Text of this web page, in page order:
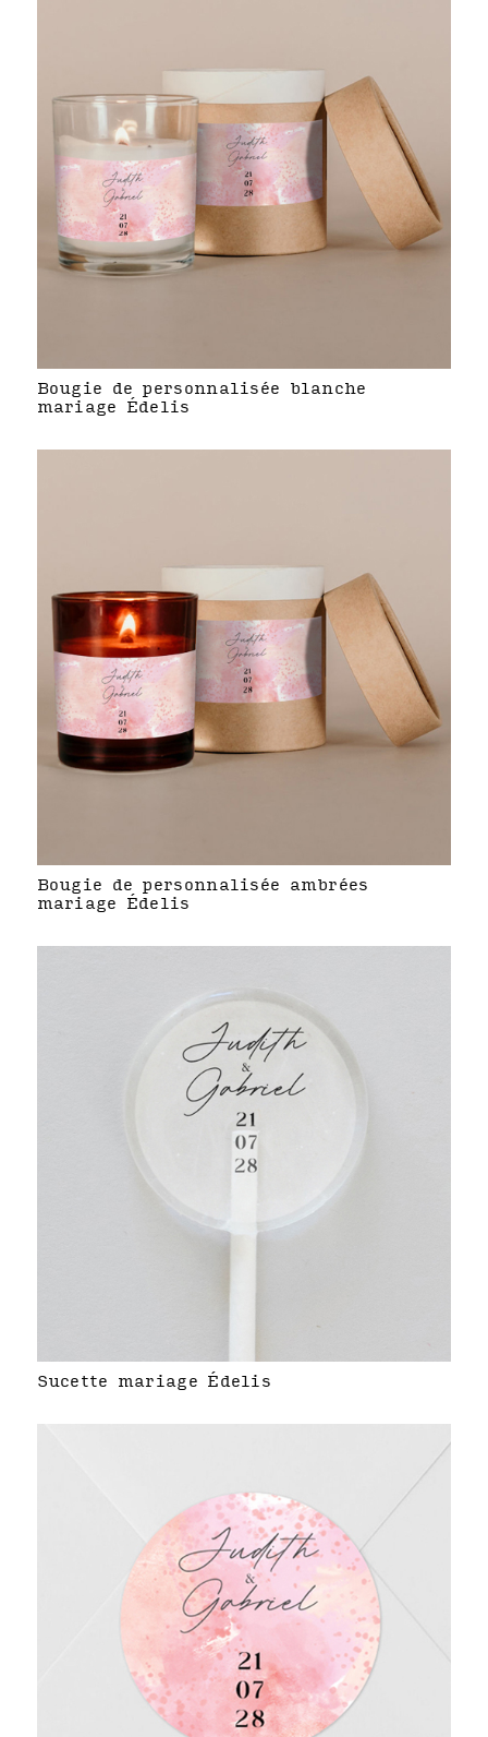
Bougie de personnalisée blanche
mariage Édelis
Bougie de personnalisée ambrées
mariage Édelis
Sucette mariage Édelis